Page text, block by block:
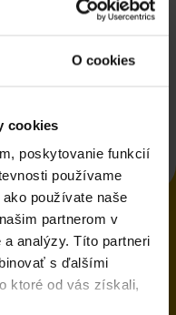
O cookies
cookies
poskytovanie funkcií
používame
používate naše
partnerom v
analýzy. Títo partneri
s ďalšími
ktoré od vás získali,
hodín.